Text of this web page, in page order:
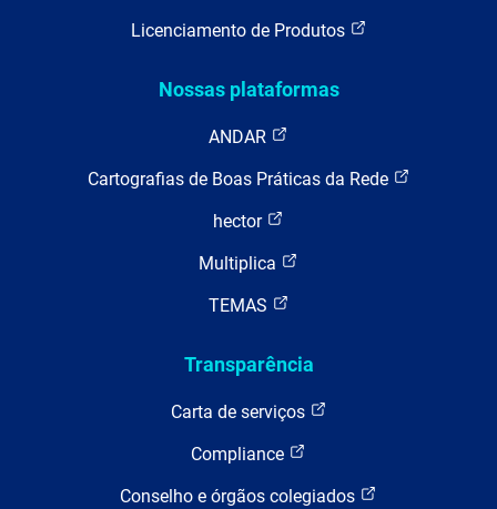
Licenciamento de Produtos
Nossas plataformas
ANDAR
Cartografias de Boas Práticas da Rede
hector
Multiplica
TEMAS
Transparência
Carta de serviços
Compliance
Conselho e órgãos colegiados